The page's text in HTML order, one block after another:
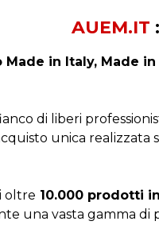
AUEM.IT
Made in Italy, Made
di liberi
unica realizzata
oltre 10.000 prodotti
una vasta gamma di